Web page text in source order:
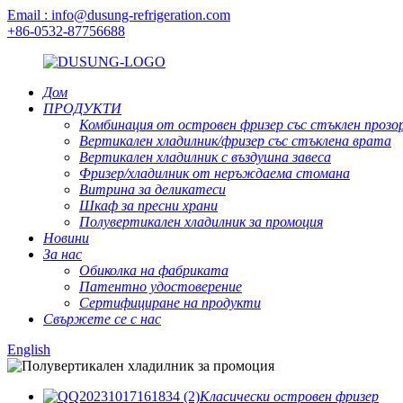
Email : info@dusung-refrigeration.com
+86-0532-87756688
Дом
ПРОДУКТИ
Комбинация от островен фризер със стъклен
Вертикален хладилник/фризер със стъклена врата
Вертикален хладилник с въздушна завеса
Фризер/хладилник от неръждаема стомана
Витрина за деликатеси
Шкаф за пресни храни
Полувертикален хладилник за промоция
Новини
За нас
Обиколка на фабриката
Патентно удостоверение
Сертифициране на продукти
Свържете се с нас
English
Класически островен фризер